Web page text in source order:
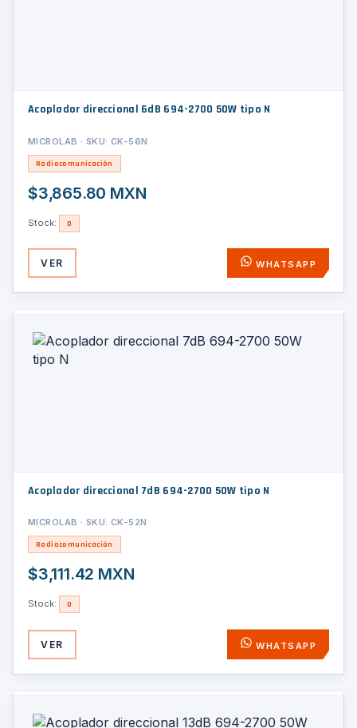
Acoplador direccional 6dB 694-2700 50W tipo N
MICROLAB · SKU: CK-56N
Radiocomunicación
$3,865.80 MXN
Stock: 0
VER WHATSAPP
Acoplador direccional 7dB 694-2700 50W tipo N
MICROLAB · SKU: CK-52N
Radiocomunicación
$3,111.42 MXN
Stock: 0
VER WHATSAPP